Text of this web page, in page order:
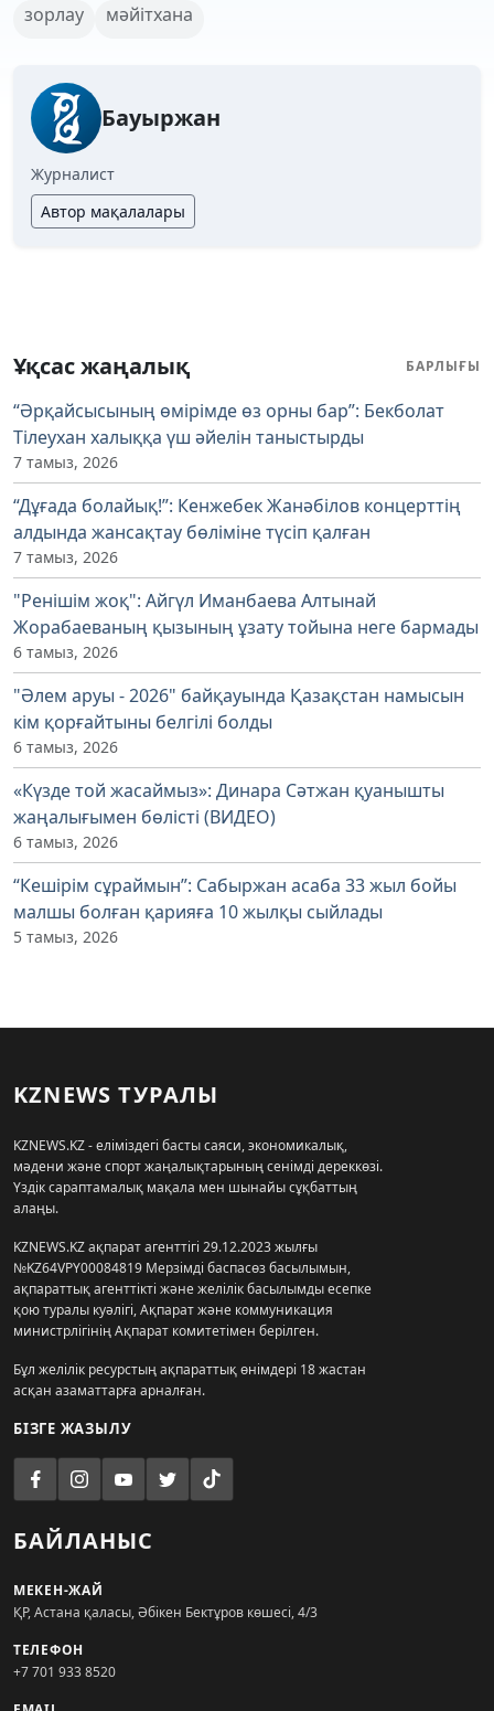
зорлау мәйітхана
Бауыржан
Журналист
Автор мақалалары
Ұқсас жаңалық БАРЛЫҒЫ
“Әрқайсысының өмірімде өз орны бар”: Бекболат
Тілеухан халыққа үш әйелін таныстырды
7 тамыз, 2026
“Дұғада болайық!”: Кенжебек Жанәбілов концерттің
алдында жансақтау бөліміне түсіп қалған
7 тамыз, 2026
"Ренішім жоқ": Айгүл Иманбаева Алтынай
Жорабаеваның қызының ұзату тойына неге бармады
6 тамыз, 2026
"Әлем аруы - 2026" байқауында Қазақстан намысын
кім қорғайтыны белгілі болды
6 тамыз, 2026
«Күзде той жасаймыз»: Динара Сәтжан қуанышты
жаңалығымен бөлісті (ВИДЕО)
6 тамыз, 2026
“Кешірім сұраймын”: Сабыржан асаба 33 жыл бойы
малшы болған қарияға 10 жылқы сыйлады
5 тамыз, 2026
KZNEWS ТУРАЛЫ
KZNEWS.KZ - еліміздегі басты саяси, экономикалық,
мәдени және спорт жаңалықтарының сенімді дереккөзі.
Үздік сараптамалық мақала мен шынайы сұқбаттың
алаңы.
KZNEWS.KZ ақпарат агенттігі 29.12.2023 жылғы
№KZ64VPY00084819 Мерзімді баспасөз басылымын,
ақпараттық агенттікті және желілік басылымды есепке
қою туралы куәлігі, Ақпарат және коммуникация
министрлігінің Ақпарат комитетімен берілген.
Бұл желілік ресурстың ақпараттық өнімдері 18 жастан
асқан азаматтарға арналған.
БІЗГЕ ЖАЗЫЛУ
БАЙЛАНЫС
МЕКЕН-ЖАЙ
ҚР, Астана қаласы, Әбікен Бектұров көшесі, 4/3
ТЕЛЕФОН
+7 701 933 8520